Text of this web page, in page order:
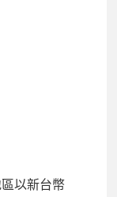
區以新台幣